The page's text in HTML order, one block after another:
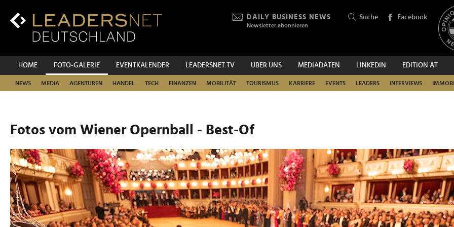
Inhalt
Hauptnavigation
DAILY BUSINESS NEWS
Newsletter abonnieren
Suche Facebook
HOME FOTO-GALERIE EVENTKALENDER LEADERSNET.TV ÜBER UNS MEDIADATEN LINKEDIN EDITION AT
NEWS MEDIA AGENTUREN HANDEL TECH FINANZEN MOBILITÄT TOURISMUS KARRIERE EVENTS LEADERS INTERVIEWS
SUCHEN
Fotos vom Wiener Opernball - Best-Of